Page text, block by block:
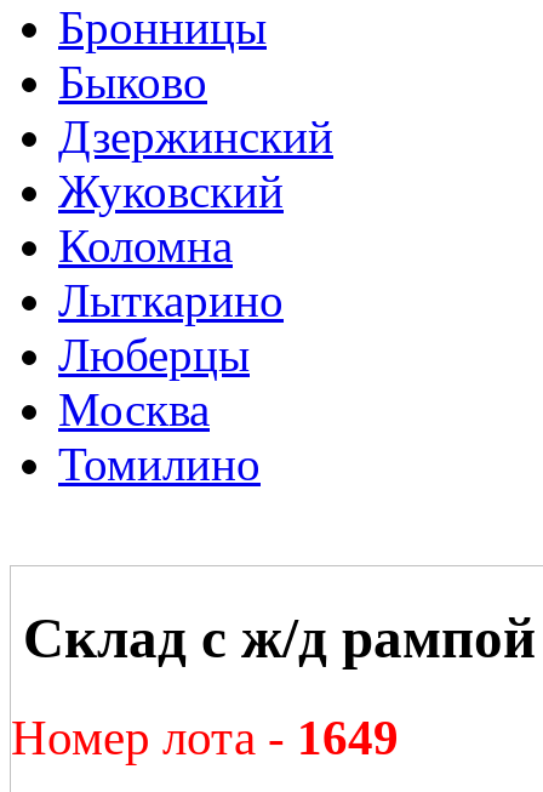
Бронницы
Быково
Дзержинский
Жуковский
Коломна
Лыткарино
Люберцы
Москва
Томилино
Склад с ж/д
Номер лота - 1649